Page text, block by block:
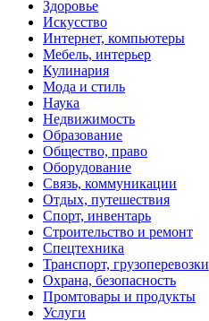
Здоровье
Искусство
Интернет, компьютеры
Мебель, интерьер
Кулинария
Мода и стиль
Наука
Недвижимость
Образование
Общество, право
Оборудование
Связь, коммуникации
Отдых, путешествия
Спорт, инвентарь
Строительство и ремонт
Спецтехника
Транспорт, грузоперевозки
Охрана, безопасность
Промтовары и продукты
Услуги